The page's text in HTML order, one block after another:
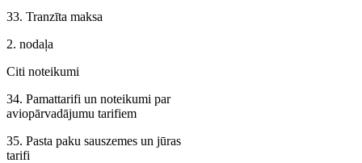
33. Tranzīta maksa
2. nodaļa
Citi noteikumi
34. Pamattarifi un noteikumi par
aviopārvadājumu tarifiem
35. Pasta paku sauszemes un jūras
tarifi